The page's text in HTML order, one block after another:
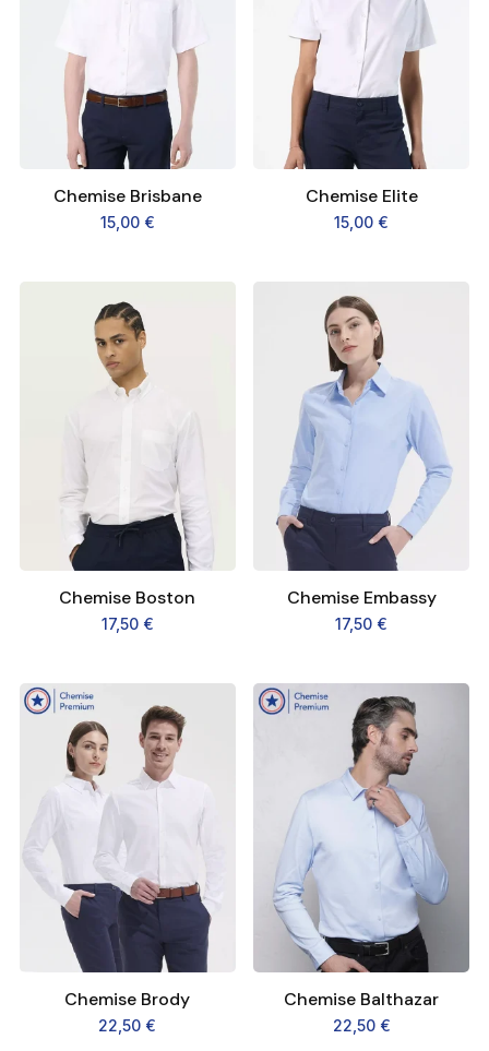
Chemise Brisbane
15,00 €
Chemise Elite
15,00 €
Chemise Boston
17,50 €
Chemise Embassy
17,50 €
Chemise Brody
22,50 €
Chemise Balthazar
22,50 €